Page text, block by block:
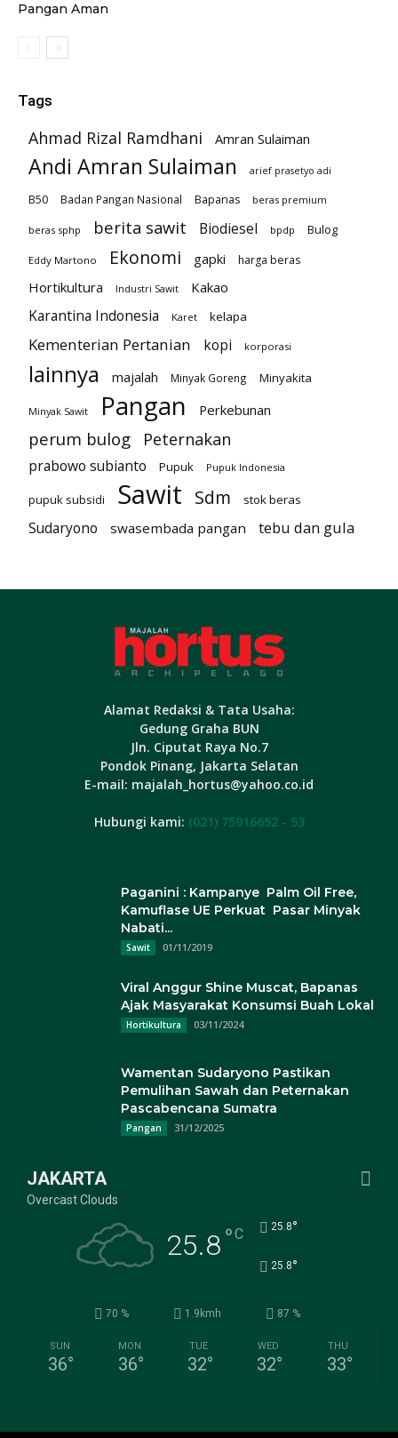
Pangan Aman
Tags
Ahmad Rizal Ramdhani Amran Sulaiman
Andi Amran Sulaiman arief prasetyo adi
B50 Badan Pangan Nasional Bapanas beras premium
beras sphp berita sawit Biodiesel bpdp Bulog
Eddy Martono Ekonomi gapki harga beras
Hortikultura Industri Sawit Kakao
Karantina Indonesia Karet kelapa
Kementerian Pertanian kopi korporasi
lainnya majalah Minyak Goreng Minyakita
Minyak Sawit Pangan Perkebunan
perum bulog Peternakan
prabowo subianto Pupuk Pupuk Indonesia
pupuk subsidi Sawit Sdm stok beras
Sudaryono swasembada pangan tebu dan gula
Alamat Redaksi & Tata Usaha:
Gedung Graha BUN
Jln. Ciputat Raya No.7
Pondok Pinang, Jakarta Selatan
E-mail: majalah_hortus@yahoo.co.id
Hubungi kami: (021) 75916652 - 53
Paganini : Kampanye Palm Oil Free,
Kamuflase UE Perkuat Pasar Minyak
Nabati...
Sawit 01/11/2019
Viral Anggur Shine Muscat, Bapanas
Ajak Masyarakat Konsumsi Buah Lokal
Hortikultura 03/11/2024
Wamentan Sudaryono Pastikan
Pemulihan Sawah dan Peternakan
Pascabencana Sumatra
Pangan 31/12/2025
JAKARTA
Overcast Clouds
25.8°C 25.8°
25.8°
70 % 1.9kmh 87 %
SUN
36°
MON
36°
TUE
32°
WED
32°
THU
33°